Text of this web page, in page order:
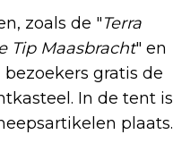
zoals de "Terra
Tip Maasbracht" en
gratis de
In de tent is
plaats.